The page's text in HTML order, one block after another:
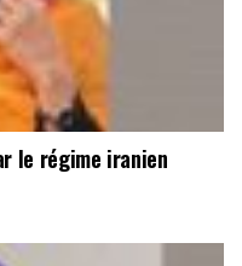
le régime iranien